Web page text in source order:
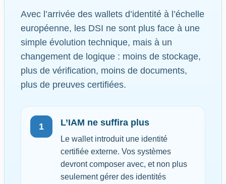
Avec l’arrivée des wallets d’identité à l’échelle
européenne, les DSI ne sont plus face à une
simple évolution technique, mais à un
changement de logique : moins de stockage,
plus de vérification, moins de documents,
plus de preuves certifiées.
1 L’IAM ne suffira plus
Le wallet introduit une identité
certifiée externe. Vos systèmes
devront composer avec, et non plus
seulement gérer des identités